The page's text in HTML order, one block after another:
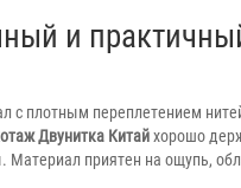
и
плотным переплетением
Двунитка Китайхорошо
приятен на ощупь,